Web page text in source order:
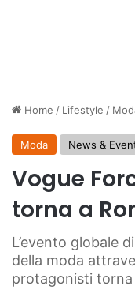
Home / Lifestyle /
Moda News &
Vogue
torna a
L’evento globale
della moda
protagonisti torna